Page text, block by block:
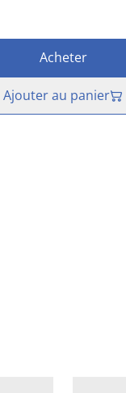
Acheter
Ajouter au panier